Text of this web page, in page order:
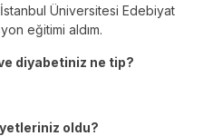
Üniversitesi Edebiyat
eğitimi aldım.
diyabetiniz ne tip?
oldu?